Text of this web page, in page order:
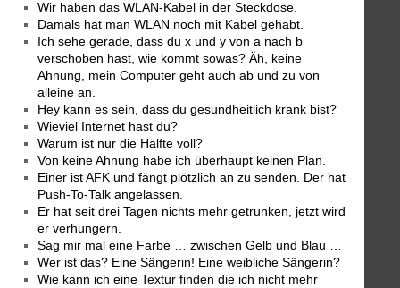
Wir haben das WLAN-Kabel in der Steckdose.
Damals hat man WLAN noch mit Kabel gehabt.
Ich sehe gerade, dass du x und y von a nach b
verschoben hast, wie kommt sowas? Äh, keine
Ahnung, mein Computer geht auch ab und zu von
alleine an.
Hey kann es sein, dass du gesundheitlich krank bist?
Wieviel Internet hast du?
Warum ist nur die Hälfte voll?
Von keine Ahnung habe ich überhaupt keinen Plan.
Einer ist AFK und fängt plötzlich an zu senden. Der hat
Push-To-Talk angelassen.
Er hat seit drei Tagen nichts mehr getrunken, jetzt wird
er verhungern.
Sag mir mal eine Farbe … zwischen Gelb und Blau …
Wer ist das? Eine Sängerin! Eine weibliche Sängerin?
Wie kann ich eine Textur finden die ich nicht mehr